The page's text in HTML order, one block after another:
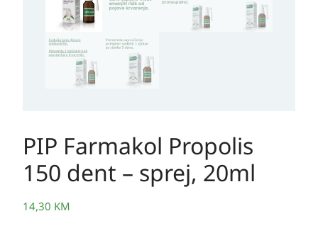
PIP Farmakol Propolis
150 dent – sprej, 20ml
14,30 KM